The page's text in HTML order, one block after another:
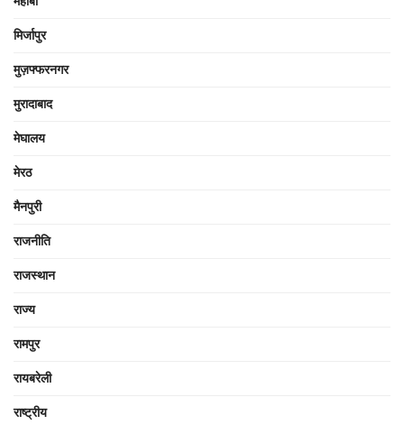
मिर्जापुर
मुज़फ्फरनगर
मुरादाबाद
मेघालय
मेरठ
मैनपुरी
राजनीति
राजस्थान
राज्य
रामपुर
रायबरेली
राष्ट्रीय